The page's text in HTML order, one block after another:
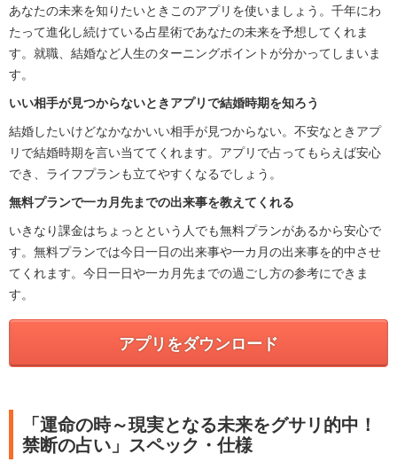
あなたの未来を知りたいときこのアプリを使いましょう。千年にわ
たって進化し続けている占星術であなたの未来を予想してくれま
す。就職、結婚など人生のターニングポイントが分かってしまいま
す。
いい相手が見つからないときアプリで結婚時期を知ろう
結婚したいけどなかなかいい相手が見つからない。不安なときアプ
リで結婚時期を言い当ててくれます。アプリで占ってもらえば安心
でき、ライフプランも立てやすくなるでしょう。
無料プランで一カ月先までの出来事を教えてくれる
いきなり課金はちょっとという人でも無料プランがあるから安心で
す。無料プランでは今日一日の出来事や一カ月の出来事を的中させ
てくれます。今日一日や一カ月先までの過ごし方の参考にできま
す。
アプリをダウンロード
「運命の時～現実となる未来をグサリ的中！
禁断の占い」スペック・仕様